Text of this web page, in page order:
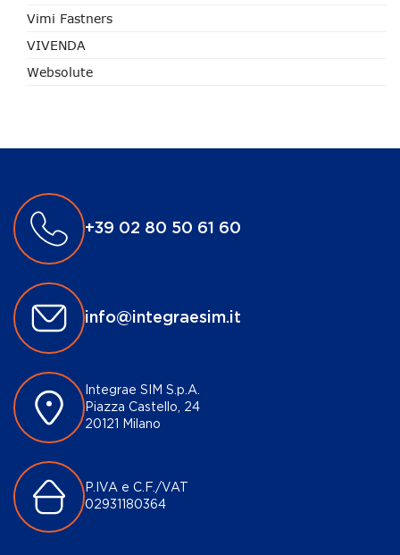
Vimi Fastners
VIVENDA
Websolute
+39 02 80 50 61 60
info@integraesim.it
Integrae SIM S.p.A.
Piazza Castello, 24
20121 Milano
P.IVA e C.F./VAT
02931180364